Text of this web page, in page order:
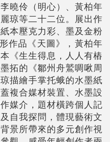
曉伶（明心）、黃柏年
琼等二十二位。展出作
本壓克力彩、墨及金粉
作品《天圖》，黃柏年
《生生得息，人人有樁
拓的《鄒州舟鷲啁啾周
描繪手掌托蛾的水墨紙
複合媒材裝置、水墨設
媒介，題材橫跨個人記
自我探問，體現藝術文
景所帶來的多元創作視